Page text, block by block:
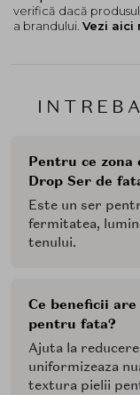
Pentru ce zona
Drop Ser de
Este un ser
fermitatea,
tenului.
Ce beneficii
pentru fata?
Ajuta la
uniformizeaza
textura pielii
verifică dacă
a brandului. Vezi aici